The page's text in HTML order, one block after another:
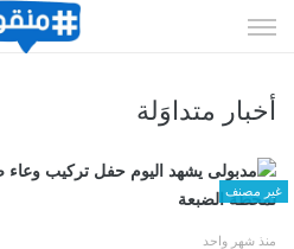
الى
أخبار متداوَلة
غير مصنف
منذ شهر واحد